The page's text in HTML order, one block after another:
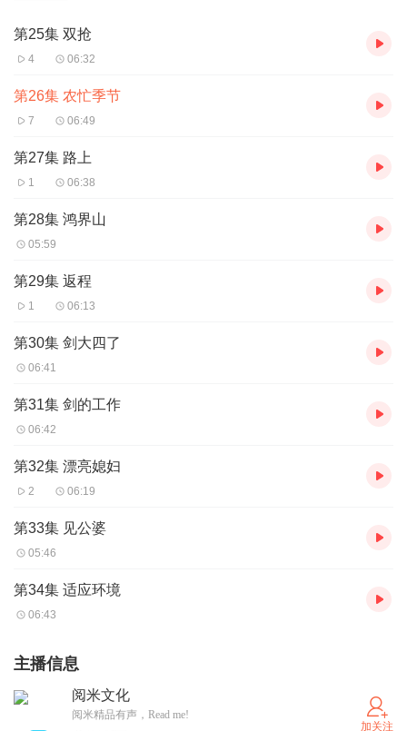
第25集 双抢
4 06:32
第26集 农忙季节
7 06:49
第27集 路上
1 06:38
第28集 鸿界山
05:59
第29集 返程
1 06:13
第30集 剑大四了
06:41
第31集 剑的工作
06:42
第32集 漂亮媳妇
2 06:19
第33集 见公婆
05:46
第34集 适应环境
06:43
主播信息
阅米文化
阅米精品有声，Read me!
加关注